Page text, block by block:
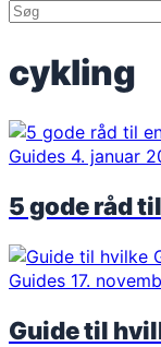
cykling
Guides 4. januar
5 gode råd
Guides 17.
Guide til